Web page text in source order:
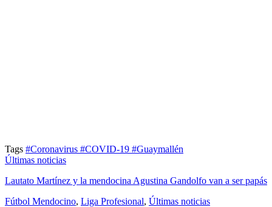
Tags #Coronavirus #COVID-19 #Guaymallén
Últimas noticias
Lautato Martínez y la mendocina Agustina Gandolfo van a ser papás
Fútbol Mendocino, Liga Profesional, Últimas noticias